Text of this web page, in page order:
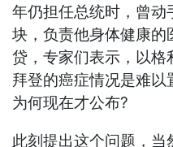
年仍担任总统时，曾动
块，负责他身体健康的
贷，专家们表示，以格
拜登的癌症情况是难以
为何现在才公布?
此刻提出这个问题，